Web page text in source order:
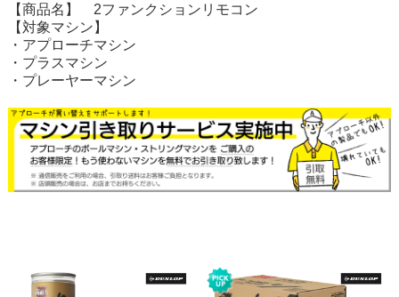
【商品名】 2ファンクションリモコン
【対象マシン】
・アプローチマシン
・プラスマシン
・プレーヤーマシン